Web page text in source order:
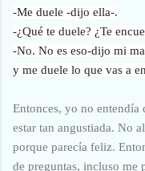
-Me duele -dijo ella-.
-¿Qué te duele? ¿Te
-No. No es eso-dijo mi
y me duele lo que vas a
Entonces, yo no entendía
estar tan angustiada. No
porque parecía feliz.
de preguntas, incluso me